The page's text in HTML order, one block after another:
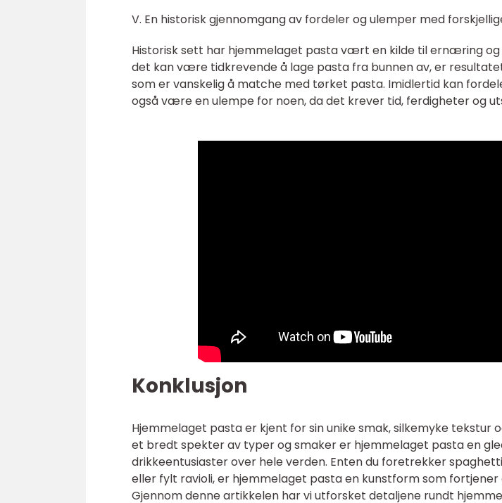
V. En historisk gjennomgang av fordeler og ulemper med
Historisk sett har hjemmelaget pasta vært en kilde til ernæring og
det kan være tidkrevende å lage pasta fra bunnen av, er
som er vanskelig å matche med tørket pasta. Imidlertid kan
også være en ulempe for noen, da det krever tid, ferdigheter og
Konklusjon
Hjemmelaget pasta er kjent for sin unike smak, silkemyke tekstur
et bredt spekter av typer og smaker er hjemmelaget pasta en
drikkeentusiaster over hele verden. Enten du foretrekker
eller fylt ravioli, er hjemmelaget pasta en kunstform som
Gjennom denne artikkelen har vi utforsket detaljene rundt